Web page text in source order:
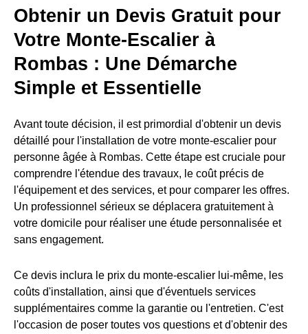
Obtenir un Devis Gratuit pour
Votre Monte-Escalier à
Rombas : Une Démarche
Simple et Essentielle
Avant toute décision, il est primordial d'obtenir un devis
détaillé pour l'installation de votre monte-escalier pour
personne âgée à Rombas. Cette étape est cruciale pour
comprendre l'étendue des travaux, le coût précis de
l'équipement et des services, et pour comparer les offres.
Un professionnel sérieux se déplacera gratuitement à
votre domicile pour réaliser une étude personnalisée et
sans engagement.
Ce devis inclura le prix du monte-escalier lui-même, les
coûts d'installation, ainsi que d'éventuels services
supplémentaires comme la garantie ou l'entretien. C'est
l'occasion de poser toutes vos questions et d'obtenir des